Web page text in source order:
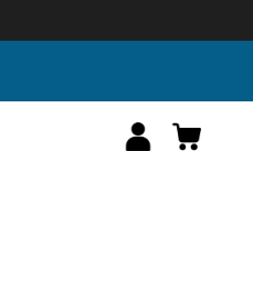
Carrello